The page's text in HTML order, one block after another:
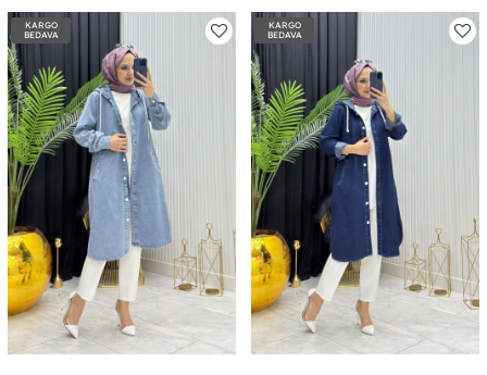
KARGO
BEDAVA
KARGO
BEDAVA